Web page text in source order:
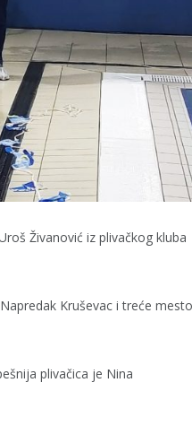
Živanović iz plivačkog kluba
Kruševac i treće
plivačica je Nina